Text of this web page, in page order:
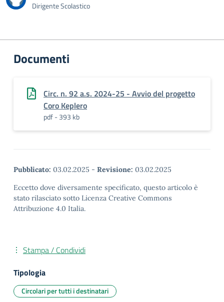
Dirigente Scolastico
Documenti
Circ. n. 92 a.s. 2024-25 - Avvio del progetto
Coro Keplero
pdf - 393 kb
Pubblicato: 03.02.2025 - Revisione: 03.02.2025
Eccetto dove diversamente specificato, questo articolo è
stato rilasciato sotto Licenza Creative Commons
Attribuzione 4.0 Italia.
Stampa / Condividi
Tipologia
Circolari per tutti i destinatari